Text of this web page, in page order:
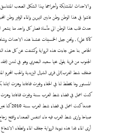
والاحداث المتشابكة وأخراجها بهذا الشكل الصعب
عاشوا في هذا الوطن وطن مابين النهرين والماء الوفير وطن
حدث قلب هذا الوطن الى مأساة فصار كل واحد منا
كاكا علي) , ونحن جيل الخمسينات عشنا هذه الاحداث
الخاص بنا حتى جاءت هذه الرواية وكشفت عن كل هذه
الجنوب من قرية يقول عنها سعيد البصري وهو في لندن
ضفاف شط العرب)الى قرى الشمال اليزيدية والحب المحرم
المستور وما يخطط لنا في الخفاء وغيرت قناعاتنا وهزت
كنت اعمل في قضاء شط العرب سنة وغيرت قناعاتنا وهزت
عندما كنت
صباحا وارى شط العرب فيه ماء اتنفس الصعداء وافتح
أرى الماء غدا هذه نبوءة الرواية جفاف الماء وانطفاء